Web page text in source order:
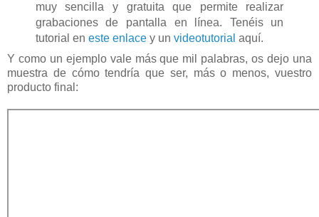
muy sencilla y gratuita que permite realizar
grabaciones de pantalla en línea. Tenéis un
tutorial en este enlacey un videotutorial aquí.
Y como un ejemplo vale más que mil palabras, os dejo una
muestra de cómo tendría que ser, más o menos, vuestro
producto final: